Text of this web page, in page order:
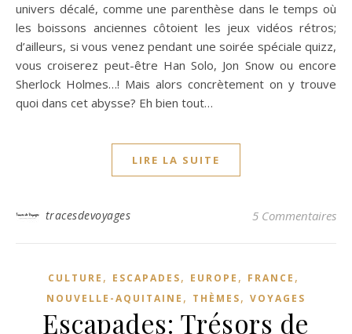
univers décalé, comme une parenthèse dans le temps où
les boissons anciennes côtoient les jeux vidéos rétros;
d’ailleurs, si vous venez pendant une soirée spéciale quizz,
vous croiserez peut-être Han Solo, Jon Snow ou encore
Sherlock Holmes…! Mais alors concrètement on y trouve
quoi dans cet abysse? Eh bien tout…
LIRE LA SUITE
tracesdevoyages 5 Commentaires
CULTURE , ESCAPADES, EUROPE , FRANCE ,
NOUVELLE-AQUITAINE , THÈMES, VOYAGES
Escapades: Trésors de